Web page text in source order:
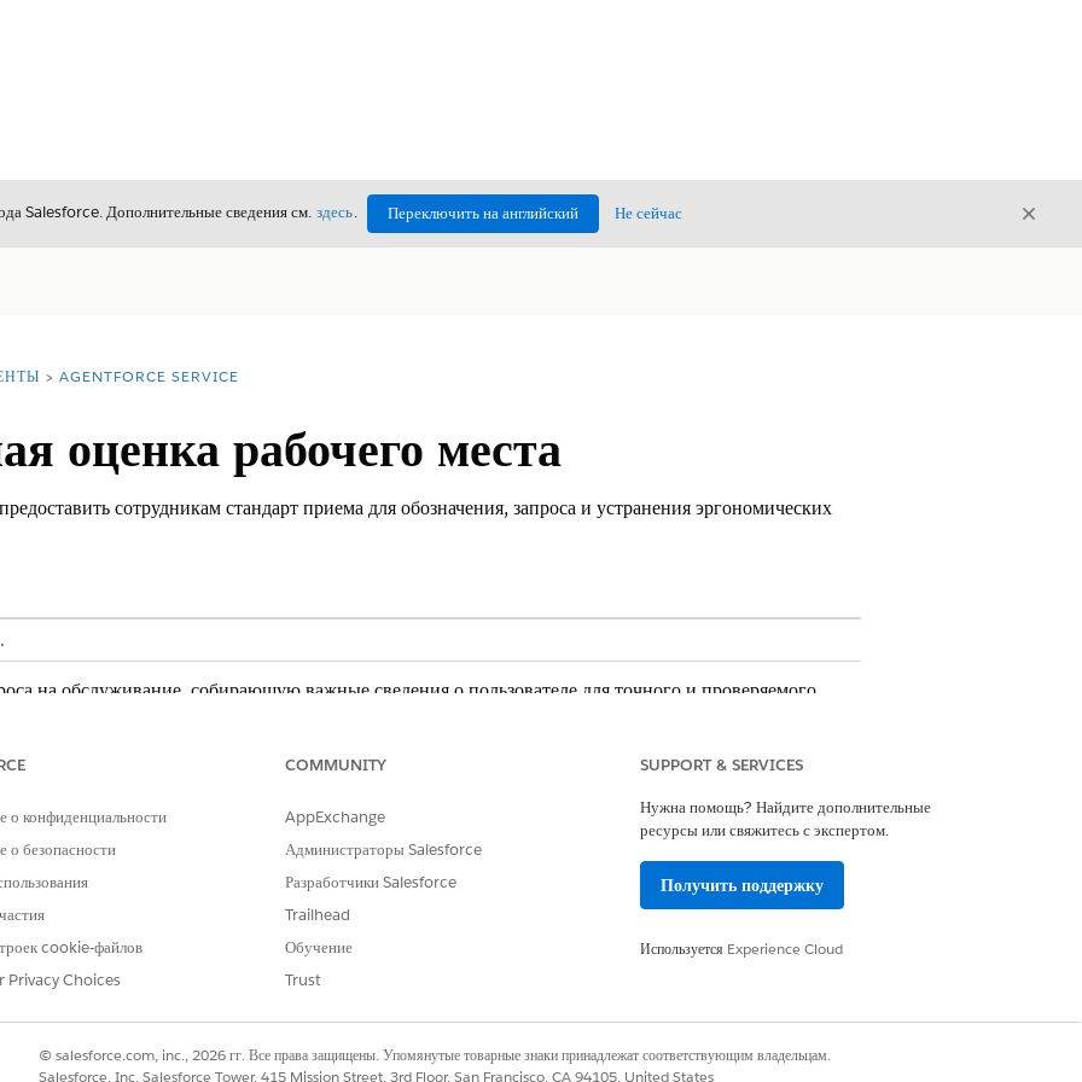
Salesforce. Дополнительные сведения см. здесь. Переключить на английский Не сейчас
AGENTFORCE SERVICE
оценка рабочего места
сотрудникам стандарт приема для обозначения, запроса и устранения эргономических
.
на обслуживание, собирающую важные сведения о пользователе для точного и проверяемого
собирает следующие сведения у сотрудника: Контекст оценки, показатели физического
мониторинга, устройства ввода, высота стола, состояние освещения, доступность пространства для
обращения.
интеграций для приема или выполнения. Ожидается маршрутизация утверждения менеджера.
настраиваемой логики маршрутизации и бизнес-правил выполнения.
о конфиденциальности
о безопасности
cookie-файлов
Privacy Choices
COMMUNITY
AppExchange
Администраторы Salesforce
Разработчики Salesforce
Trailhead
Обучение
Trust
SUPPORT & SERVICES
Нужна помощь? Найдите дополнительные
ресурсы или свяжитесь с экспертом.
Получить поддержку
Используется Experience Cloud
© salesforce.com, inc., 2026 гг. Все права защищены. Упомянутые товарные знаки принадлежат соответствующим владельцам.
Salesforce, Inc. Salesforce Tower, 415 Mission Street, 3rd Floor, San Francisco, CA 94105, United States